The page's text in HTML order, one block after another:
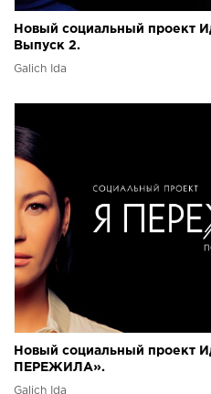
Новый социальный проект
Выпуск 2.
Galich Ida
Новый социальный проект
ПЕРЕЖИЛА».
Galich Ida